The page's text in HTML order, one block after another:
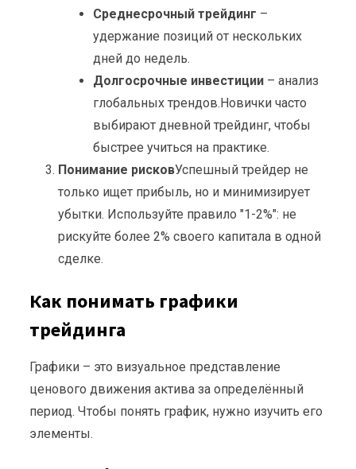
Среднесрочный трейдинг –
удержание позиций от нескольких
дней до недель.
Долгосрочные инвестиции – анализ
глобальных трендов.Новички часто
выбирают дневной трейдинг, чтобы
быстрее учиться на практике.
Понимание рисковУспешный трейдер не
только ищет прибыль, но и минимизирует
убытки. Используйте правило "1-2%": не
рискуйте более 2% своего капитала в одной
сделке.
Как понимать графики
трейдинга
Графики – это визуальное представление
ценового движения актива за определённый
период. Чтобы понять график, нужно изучить его
элементы.